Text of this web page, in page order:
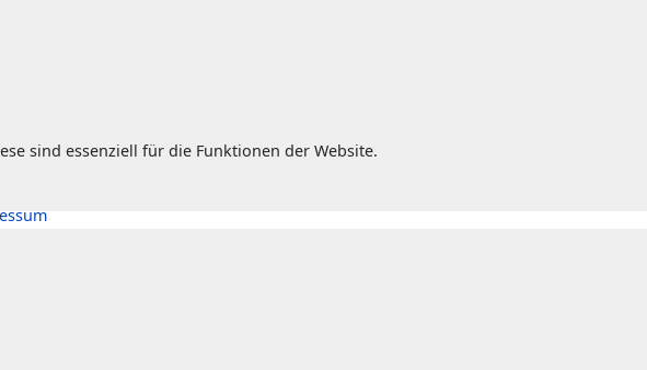
sind essenziell für die Funktionen der Website.